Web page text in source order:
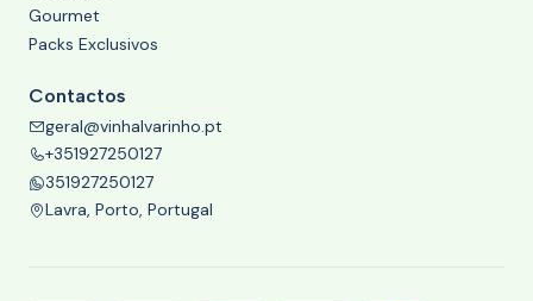
Gourmet
Packs Exclusivos
Contactos
geral@vinhalvarinho.pt
+351927250127
351927250127
Lavra, Porto, Portugal